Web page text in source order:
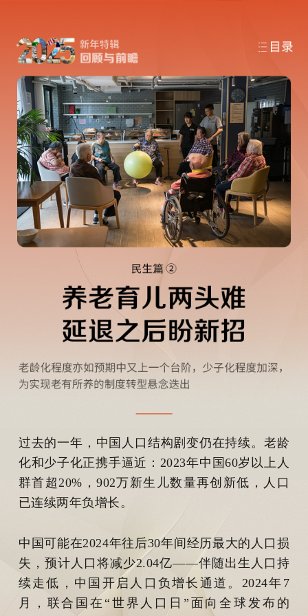
过去的一年，中国人口结构剧变仍在持续。老龄
化和少子化正携手逼近：2023年中国60岁以上人
群首超20%，902万新生儿数量再创新低，人口
已连续两年负增长。
中国可能在2024年往后30年间经历最大的人口损
失，预计人口将减少2.04亿——伴随出生人口持
续走低，中国开启人口负增长通道。2024年7
月，联合国在“世界人口日”面向全球发布的